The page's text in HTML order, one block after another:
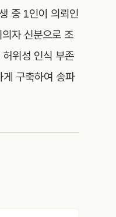
중 1인이 의뢰인
자 신분으로 조
위성 인식 부존
구축하여 송파